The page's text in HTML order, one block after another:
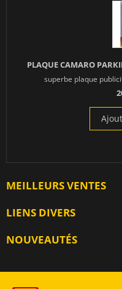
PLAQUE CAMARO
superbe plaque
MEILLEURS VENTES
LIENS DIVERS
NOUVEAUTÉS